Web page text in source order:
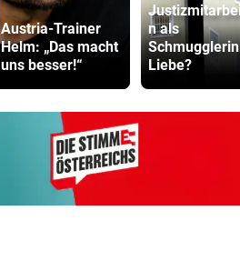
Austria-Trainer
Helm: „Das macht
uns besser!“
n als
Liebe?